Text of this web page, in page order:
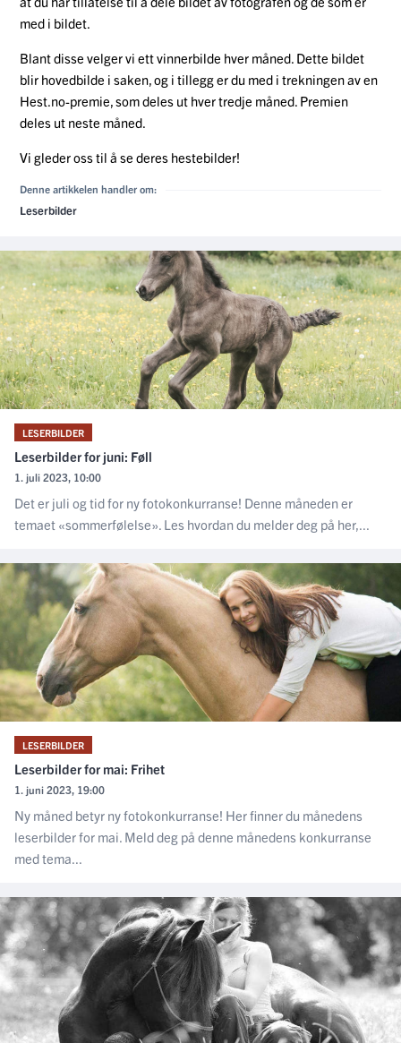
med i bildet.
Blant disse velger vi ett vinnerbilde hver måned. Dette bildet
blir hovedbilde i saken, og i tillegg er du med i trekningen av en
Hest.no-premie, som deles ut hver tredje måned. Premien
deles ut neste måned.
Vi gleder oss til å se deres hestebilder!
Denne artikkelen handler om:
Leserbilder
LESERBILDER
Leserbilder for juni: Føll
1. juli 2023, 10:00
Det er juli og tid for ny fotokonkurranse! Denne måneden er
temaet «sommerfølelse». Les hvordan du melder deg på her,...
LESERBILDER
Leserbilder for mai: Frihet
1. juni 2023, 19:00
Ny måned betyr ny fotokonkurranse! Her finner du månedens
leserbilder for mai. Meld deg på denne månedens konkurranse
med tema...